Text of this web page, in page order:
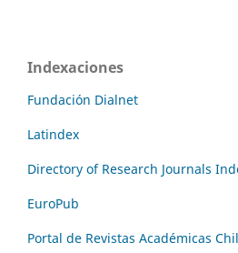
Indexaciones
Fundación Dialnet
Latindex
Directory of Research Journals
EuroPub
Portal de Revistas Académicas